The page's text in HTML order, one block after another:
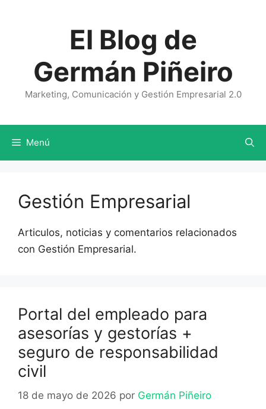
El Blog de
Germán Piñeiro
Marketing, Comunicación y Gestión Empresarial 2.0
Menú
Gestión Empresarial
Articulos, noticias y comentarios relacionados
con Gestión Empresarial.
Portal del empleado para
asesorías y gestorías +
seguro de responsabilidad
civil
18 de mayo de 2026 por Germán Piñeiro